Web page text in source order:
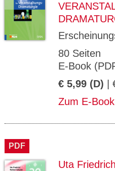
80 Seiten
E-Book
€ 5,99 (D) |
Zum E-
PDF
Uta Friedrich